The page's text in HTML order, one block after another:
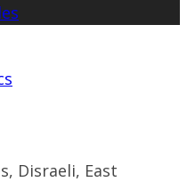
Disraeli, East